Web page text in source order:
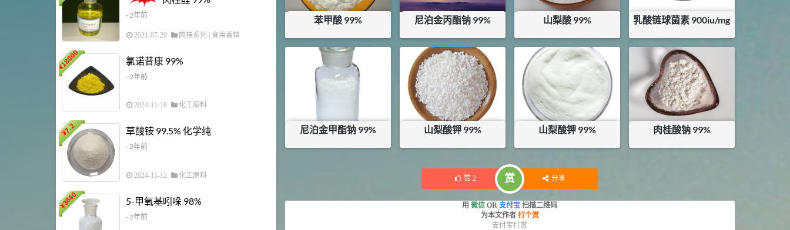
苯甲酸 99%
¥15
库存：
KG
尼泊金丙酯钠 99%
¥30
库存：36KG
山梨酸 99%
¥32
库存：16.2KG
乳酸链球菌素 900iu/mg
¥260
尼泊金甲酯钠 99% 山梨酸钾 99%
库存：0KG
山梨酸钾 99%
库存：23KG
肉桂酸钠 99%
赞 2 赏 分享
用 微信 OR 支付宝 扫描二维码
为本文作者 打个赏
支付宝打赏
- 2年前
2021-07-20 肉桂系列 | 食用香精
¥
18000 氯诺昔康 99%
- 2年前
2024-11-18 化工原料
¥
7.2 草酸铵 99.5% 化学纯
- 2年前
2024-11-12 化工原料
¥
3840 5-甲氧基吲哚 98%
- 2年前
浏览量 - 5.51w
浏览量 - 4.4w
植物生长调节剂
4 N-羟甲基丙烯酰胺 98% NMA
浏览量 - 1.98w
92 5
对甲氧基苯甲醛（茴香醛）